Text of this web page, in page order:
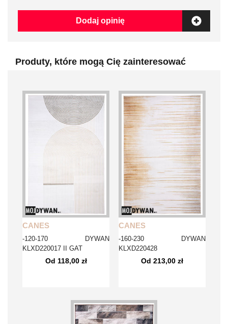
Dodaj opinię
Produty, które mogą Cię zainteresować
CANES
-120-170 DYWAN
KLXD220017 II GAT
Od 118,00 zł
CANES
-160-230 DYWAN
KLXD220428
Od 213,00 zł